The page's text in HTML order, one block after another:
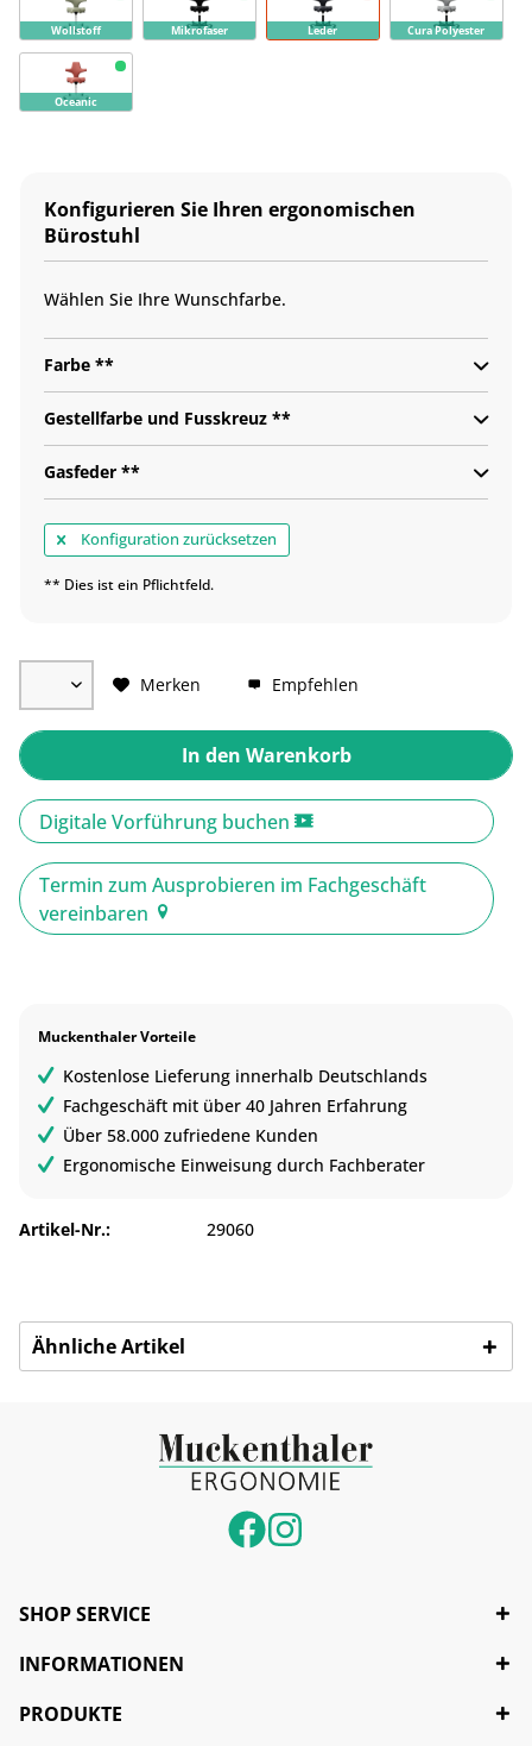
Wollstoff Mikrofaser Leder Cura Polyester
Oceanic
Konfigurieren Sie Ihren ergonomischen
Bürostuhl
Wählen Sie Ihre Wunschfarbe.
Farbe **
Gestellfarbe und Fusskreuz **
Gasfeder **
Konfiguration zurücksetzen
** Dies ist ein Pflichtfeld.
Merken Empfehlen
In den Warenkorb
Digitale Vorführung buchen
Termin zum Ausprobieren im Fachgeschäft
vereinbaren
Muckenthaler Vorteile
Kostenlose Lieferung innerhalb Deutschlands
Fachgeschäft mit über 40 Jahren Erfahrung
Über 58.000 zufriedene Kunden
Ergonomische Einweisung durch Fachberater
Artikel-Nr.: 29060
Ähnliche Artikel
SHOP SERVICE
INFORMATIONEN
PRODUKTE